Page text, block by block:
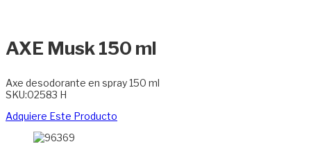
AXE Musk 150 ml
Axe desodorante en spray 150 ml
SKU:02583 H
Adquiere Este Producto